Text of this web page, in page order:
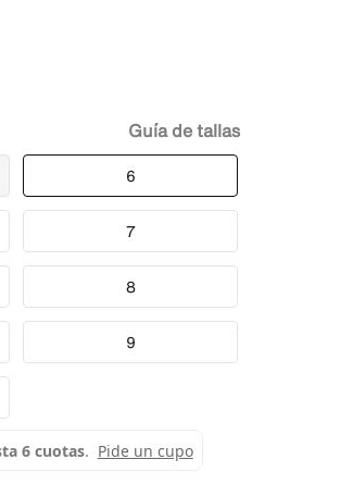
6
7
8
9
Guía de tallas